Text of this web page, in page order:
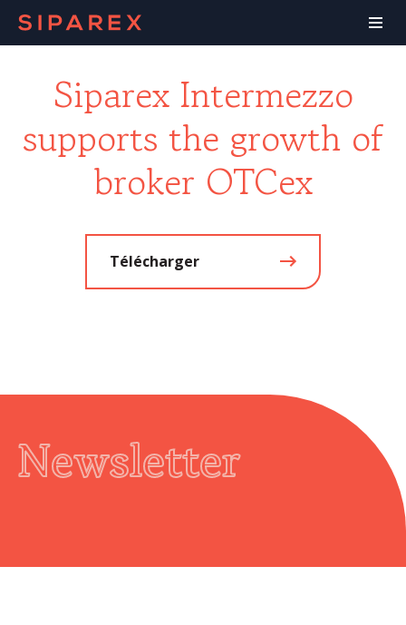
Siparex Intermezzo
supports the growth of
broker OTCex
Télécharger
Newsletter